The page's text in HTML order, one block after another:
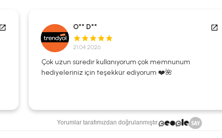
O** D**
21.04.2026
Çok uzun süredir kullanıyorum çok memnunum
hediyeleriniz için teşekkür ediyorum ❤️🌺
Yorumlar tarafımızdan doğrulanmıştır.